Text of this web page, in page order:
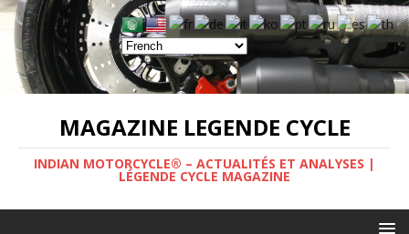
MAGAZINE LEGENDE CYCLE
INDIAN MOTORCYCLE® – ACTUALITÉS ET ANALYSES |
LÉGENDE CYCLE MAGAZINE